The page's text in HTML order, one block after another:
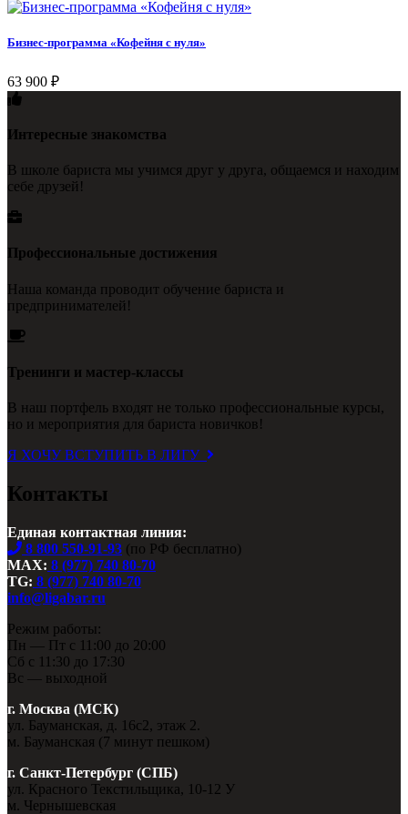
Бизнес-программа «Кофейня с нуля»
63 900 ₽
Интересные знакомства
В школе бариста мы учимся друг у друга, общаемся и находим
себе друзей!
Профессиональные достижения
Наша команда проводит обучение бариста и
предпринимателей!
Тренинги и мастер-классы
В наш портфель входят не только профессиональные курсы,
но и мероприятия для бариста новичков!
Я ХОЧУ ВСТУПИТЬ В ЛИГУ
Контакты
Единая контактная линия:
8 800 550-91-93 (по РФ бесплатно)
MAX: 8 (977) 740 80-70
TG: 8 (977) 740 80-70
info@ligabar.ru
Режим работы:
Пн — Пт с 11:00 до 20:00
Сб с 11:30 до 17:30
Вс — выходной
г. Москва (МСК)
ул. Бауманская, д. 16с2, этаж 2.
м. Бауманская (7 минут пешком)
г. Санкт-Петербург (СПБ)
ул. Красного Текстильщика, 10-12 У
м. Чернышевская